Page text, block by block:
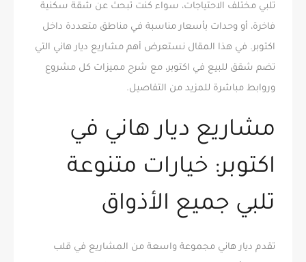
تلبي مختلف الاحتياجات، سواء كنت تبحث عن شقة سكنية
فاخرة، أو وحدات بأسعار مناسبة في مناطق متعددة داخل
اكتوبر. في هذا المقال نستعرض أهم مشاريع ديار هاني التي
تضم شقق للبيع في اكتوبر، مع شرح مميزات كل مشروع
وروابط مباشرة للمزيد من التفاصيل.
مشاريع ديار هاني في
اكتوبر: خيارات متنوعة
تلبي جميع الأذواق
تقدم ديار هاني مجموعة واسعة من المشاريع في قلب